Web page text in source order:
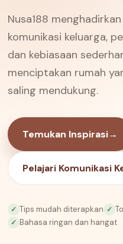
Nusa188
komunikasi keluarga,
dan kebiasaan
menciptakan rumah
saling mendukung.
Temukan Inspirasi→
Pelajari Komunikasi
✓ Tips mudah diterapkan ✓
✓ Bahasa ringan dan hangat